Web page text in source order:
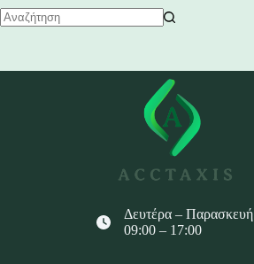
Δευτέρα – Παρασκευή
09:00 – 17:00